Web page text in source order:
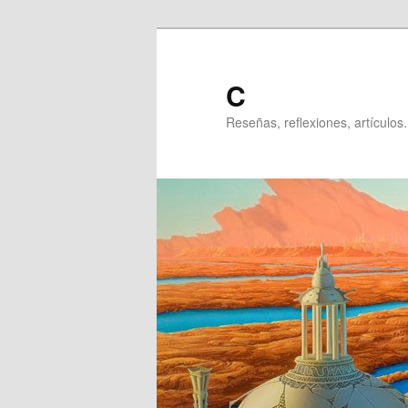
C
Reseñas, reflexiones,